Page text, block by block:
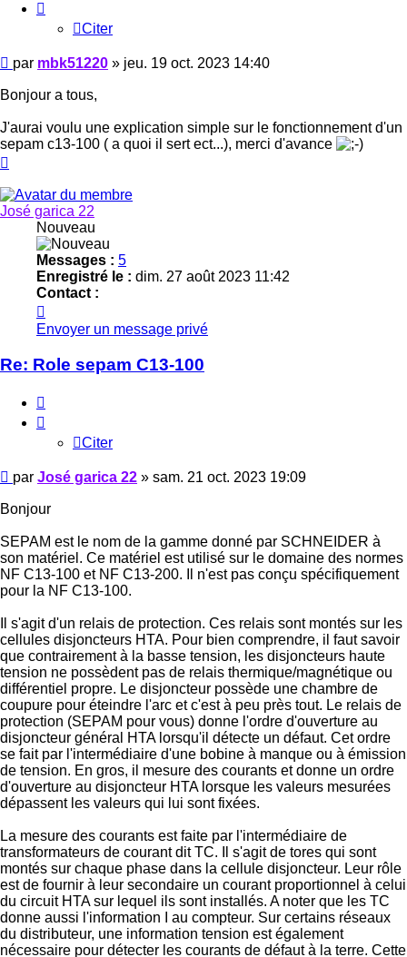
Citer
Message
par mbk51220 » jeu. 19 oct. 2023 14:40
Bonjour a tous,
J'aurai voulu une explication simple sur le fonctionnement d'un
sepam c13-100 ( a quoi il sert ect...), merci d'avance
José garica 22
Nouveau
Messages : 5
Enregistré le : dim. 27 août 2023 11:42
Contact :
José
garica
22
Envoyer un message privé
Re: Role sepam C13-100
Citer
Message
par José garica 22 » sam. 21 oct. 2023 19:09
Bonjour
SEPAM est le nom de la gamme donné par SCHNEIDER à
son matériel. Ce matériel est utilisé sur le domaine des normes
NF C13-100 et NF C13-200. Il n'est pas conçu spécifiquement
pour la NF C13-100.
Il s'agit d'un relais de protection. Ces relais sont montés sur les
cellules disjoncteurs HTA. Pour bien comprendre, il faut savoir
que contrairement à la basse tension, les disjoncteurs haute
tension ne possèdent pas de relais thermique/magnétique ou
différentiel propre. Le disjoncteur possède une chambre de
coupure pour éteindre l'arc et c'est à peu près tout. Le relais de
protection (SEPAM pour vous) donne l'ordre d'ouverture au
disjoncteur général HTA lorsqu'il détecte un défaut. Cet ordre
se fait par l'intermédiaire d'une bobine à manque ou à émission
de tension. En gros, il mesure des courants et donne un ordre
d'ouverture au disjoncteur HTA lorsque les valeurs mesurées
dépassent les valeurs qui lui sont fixées.
La mesure des courants est faite par l'intermédiaire de
transformateurs de courant dit TC. Il s'agit de tores qui sont
montés sur chaque phase dans la cellule disjoncteur. Leur rôle
est de fournir à leur secondaire un courant proportionnel à celui
du circuit HTA sur lequel ils sont installés. A noter que les TC
donne aussi l'information I au compteur. Sur certains réseaux
du distributeur, une information tension est également
nécessaire pour détecter les courants de défaut à la terre. Cette